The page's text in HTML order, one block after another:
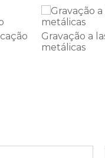
de placa de
rotativa